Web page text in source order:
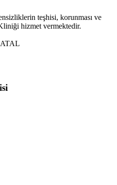
teşhisi, korunması ve
hizmet vermektedir.